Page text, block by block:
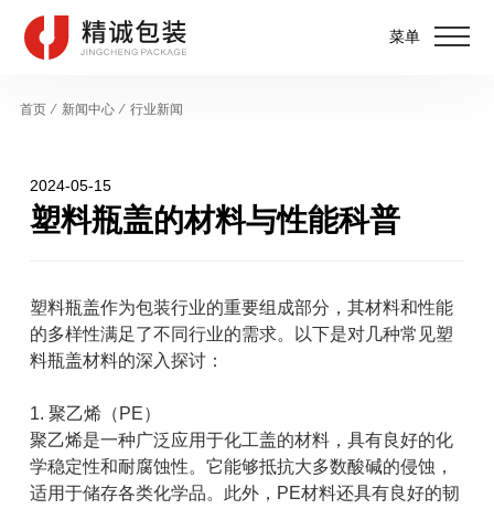
菜单
首页⁄ 新闻中心⁄ 行业新闻
2024-05-15
塑料瓶盖的材料与性能科普
塑料瓶盖作为包装行业的重要组成部分，其材料和性能
的多样性满足了不同行业的需求。以下是对几种常见塑
料瓶盖材料的深入探讨：
1. 聚乙烯（PE）
聚乙烯是一种广泛应用于化工盖的材料，具有良好的化
学稳定性和耐腐蚀性。它能够抵抗大多数酸碱的侵蚀，
适用于储存各类化学品。此外，PE材料还具有良好的韧